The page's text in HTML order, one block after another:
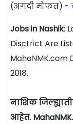
(अगदी मोफत) -
Jobs in Nashik:
Disctrict Are
MahaNMK.com
2018.
नाशिक
आहेत.